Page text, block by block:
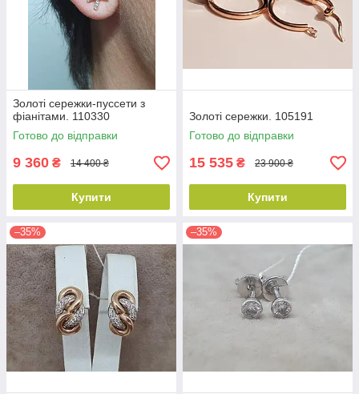
Золоті сережки-пуссети з
фіанітами. 110330
Готово до відправки
9 360 ₴ 14 400 ₴
Купити
Золоті сережки. 105191
Готово до відправки
15 535 ₴ 23 900 ₴
Купити
–35% –35%